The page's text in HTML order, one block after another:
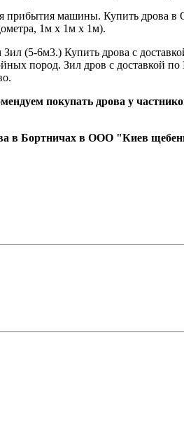
прибытия машины. Купить дрова
1м х 1м х 1м).
(5-6м3.) Купить дрова с
пород. Зил дров с доставкой
покупать дрова у
в Бортничах в ООО "Киев